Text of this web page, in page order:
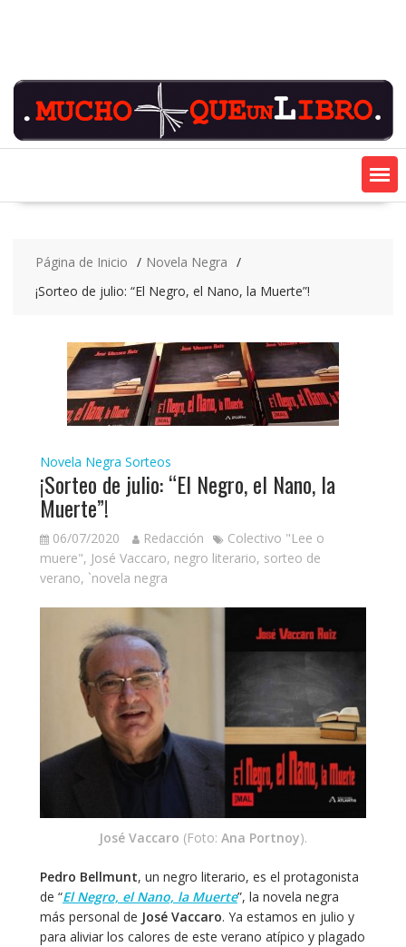
Página de Inicio
Novela Negra
¡Sorteo de julio: “El Negro, el Nano, la Muerte”!
Novela Negra Sorteos
¡Sorteo de julio: “El Negro, el Nano, la
Muerte”!
06/07/2020 Redacción
Colectivo "Lee o
muere", José Vaccaro, negro literario, sorteo de
verano, `novela negra
José Vaccaro (Foto: Ana Portnoy).
Pedro Bellmunt, un negro literario, es el protagonista
de “El Negro, el Nano, la Muerte”, la novela negra
más personal de José Vaccaro. Ya estamos en julio y
para aliviar los calores de este verano atípico y plagado